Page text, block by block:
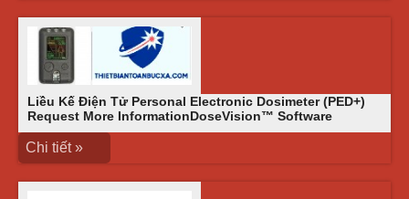
Liều Kế Điện Tử Personal Electronic Dosimeter (PED+)
Request More InformationDoseVision™ Software
Chi tiết »